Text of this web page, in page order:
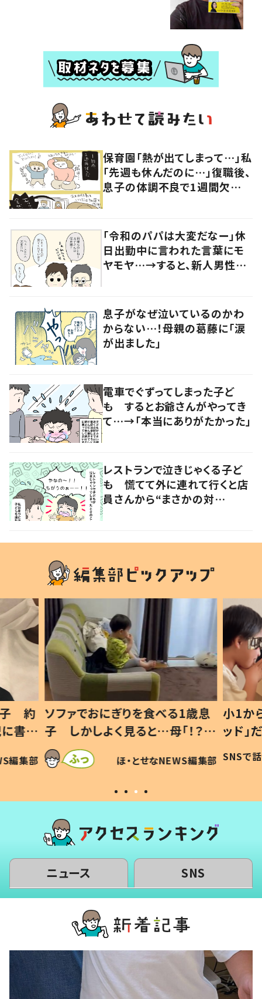
保育園「熱が出てしまって…」私
「先週も休んだのに…」復職後、
息子の体調不良で1週間欠
「令和のパパは大変だなー」休
日出勤中に言われた言葉にモ
ヤモヤ…→すると、新人男性社
息子がなぜ泣いているのかわ
からない…！母親の葛藤に「涙
が出ました」
電車でぐずってしまった子ど
も するとお爺さんがやってき
て…→「本当にありがたかった」
レストランで泣きじゃくる子ど
も 慌てて外に連れて行くと店
員さんから“まさかの対
歳息
？」
編集部
小1から不登校、息子は「ギフテ
ッド」だった 父が“ウチ給食”を
作り続ける理由とは #令和の親
#令和の子
SNSで話題 ほ・とせなNEWS編集部
ひ孫
が、抱
「涙
い」
ニュース SNS